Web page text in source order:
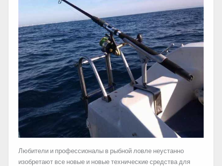
Любители и профессионалы в рыбной ловле неустанно
изобретают все новые и новые технические средства для